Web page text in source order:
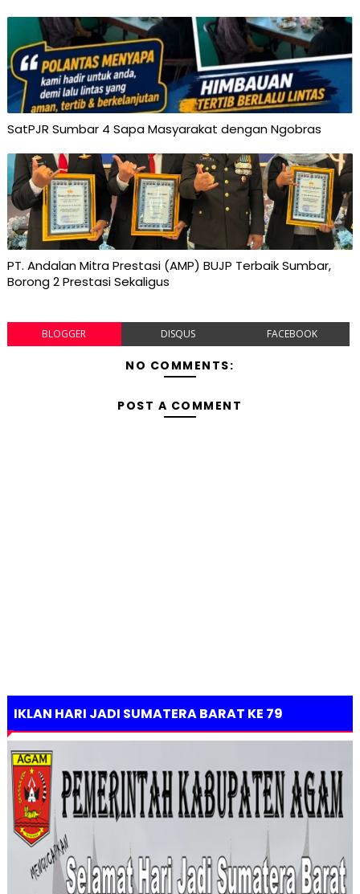
SatPJR Sumbar 4 Sapa Masyarakat dengan Ngobras
PT. Andalan Mitra Prestasi (AMP) BUJP Terbaik Sumbar,
Borong 2 Prestasi Sekaligus
BLOGGER DISQUS FACEBOOK
NO COMMENTS:
POST A COMMENT
IKLAN HARI JADI SUMATERA BARAT KE 79